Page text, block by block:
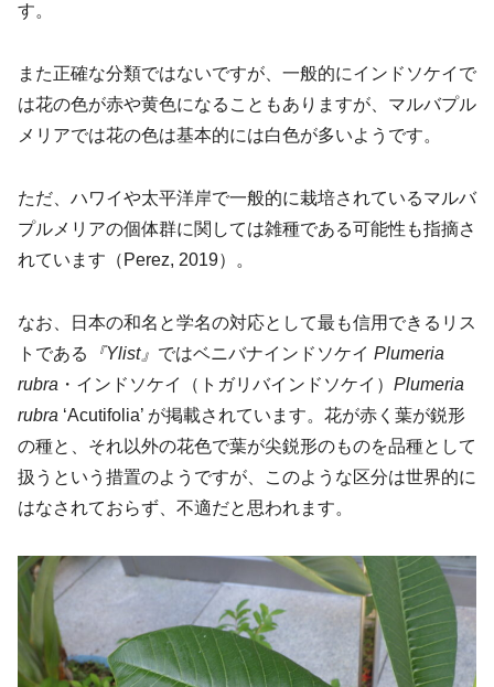
す。
また正確な分類ではないですが、一般的にインドソケイで
は花の色が赤や黄色になることもありますが、マルバプル
メリアでは花の色は基本的には白色が多いようです。
ただ、ハワイや太平洋岸で一般的に栽培されているマルバ
プルメリアの個体群に関しては雑種である可能性も指摘さ
れています（Perez, 2019）。
なお、日本の和名と学名の対応として最も信用できるリス
トである
『Ylist』 ではベニバナインドソケイ Plumeria
rubra ・インドソケイ（トガリバインドソケイ） Plumeria
rubra ‘Acutifolia’ が掲載されています。花が赤く葉が鋭形
の種と、それ以外の花色で葉が尖鋭形のものを品種として
扱うという措置のようですが、このような区分は世界的に
はなされておらず、不適だと思われます。